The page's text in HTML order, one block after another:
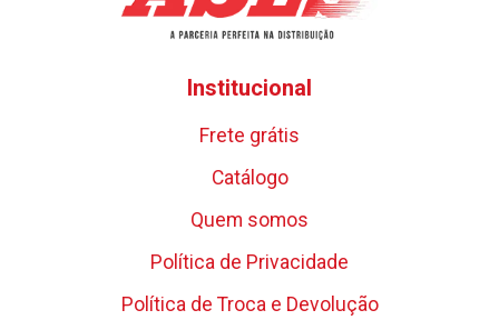
Institucional
Frete grátis
Catálogo
Quem somos
Política de Privacidade
Política de Troca e Devolução